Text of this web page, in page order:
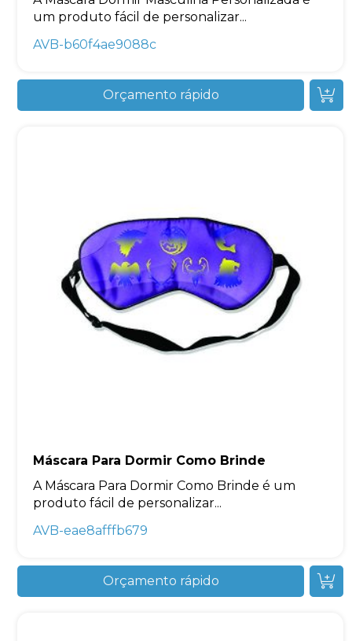
um produto fácil de personalizar...
AVB-b60f4ae9088c
Orçamento rápido
Máscara Para Dormir Como Brinde
A Máscara Para Dormir Como Brinde é um
produto fácil de personalizar...
AVB-eae8afffb679
Orçamento rápido